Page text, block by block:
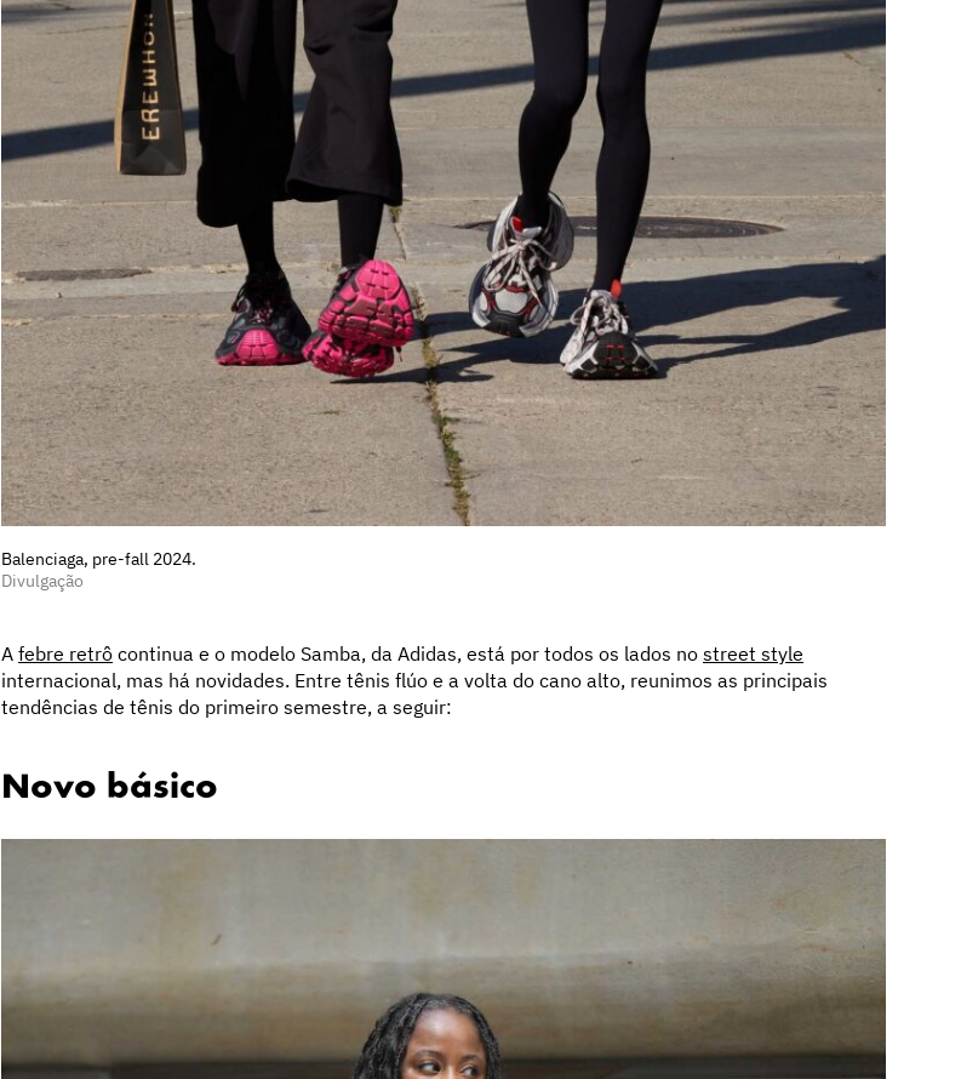
Balenciaga, pre-fall 2024.
Divulgação
A febre retrô continua e o modelo Samba, da Adidas, está por todos os lados no street style
internacional, mas há novidades. Entre tênis flúo e a volta do cano alto, reunimos as principais
tendências de tênis do primeiro semestre, a seguir:
Novo básico